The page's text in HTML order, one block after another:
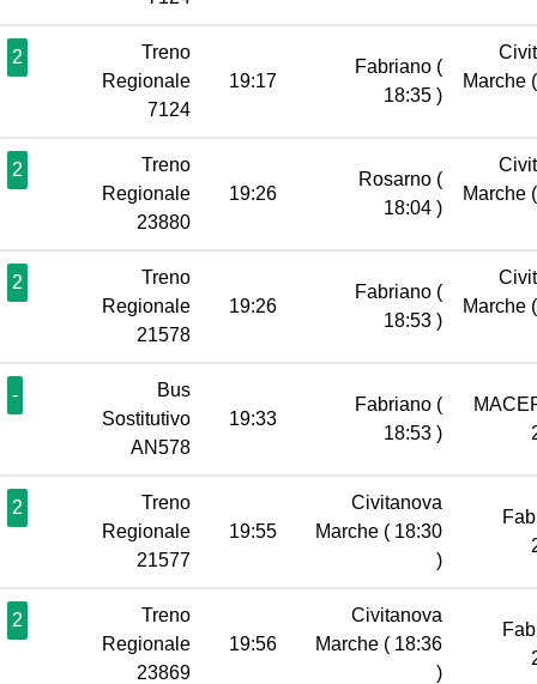
2
Treno
Regionale
7124
19:17
Fabriano (
18:35 )
Marche
2
Treno
Regionale
23880
19:26
Rosarno (
18:04 )
Marche
2
Treno
Regionale
21578
19:26
Fabriano (
18:53 )
Marche
-
Bus
Sostitutivo
AN578
19:33
Fabriano (
18:53 )
2
Treno
Regionale
21577
19:55
Civitanova
Marche ( 18:30
)
2
Treno
Regionale
23869
19:56
Civitanova
Marche ( 18:36
)